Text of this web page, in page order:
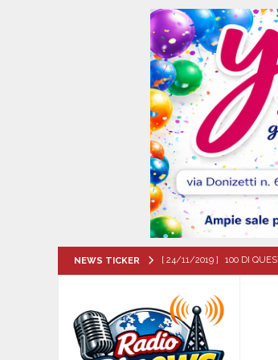
NEWS TICKER [ 24/11/2019 ] 100 DI
[ 09/08/2026 ]
coinvolgimento societario